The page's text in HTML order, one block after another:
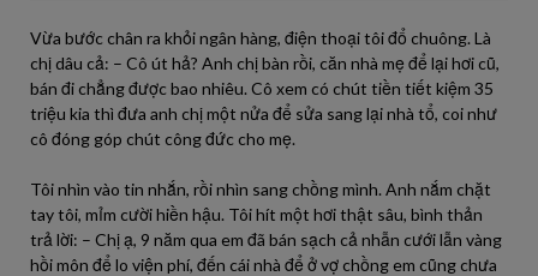
Vừa bước chân ra khỏi ngân hàng, điện thoại tôi đổ chuông. Là
chị dâu cả: – Cô út hả? Anh chị bàn rồi, căn nhà mẹ để lại hơi cũ,
bán đi chẳng được bao nhiêu. Cô xem có chút tiền tiết kiệm 35
triệu kia thì đưa anh chị một nửa để sửa sang lại nhà tổ, coi như
cô đóng góp chút công đức cho mẹ.
Tôi nhìn vào tin nhắn, rồi nhìn sang chồng mình. Anh nắm chặt
tay tôi, mỉm cười hiền hậu. Tôi hít một hơi thật sâu, bình thản
trả lời: – Chị ạ, 9 năm qua em đã bán sạch cả nhẫn cưới lẫn vàng
hồi môn để lo viện phí, đến cái nhà để ở vợ chồng em cũng chưa